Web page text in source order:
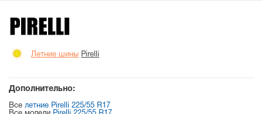
Летние шины Pirelli
Дополнительно:
Все летние Pirelli 225/55 R17